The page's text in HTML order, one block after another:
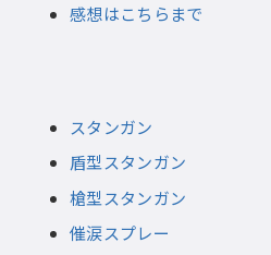
感想はこちらまで
スタンガン
盾型スタンガン
槍型スタンガン
催涙スプレー